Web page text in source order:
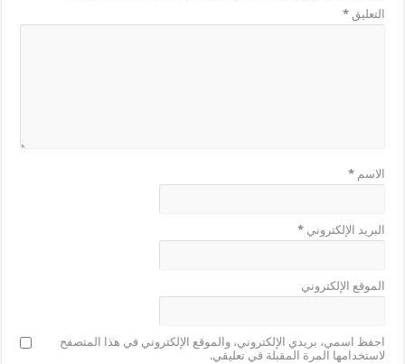
التعليق*
الاسم*
البريد الإلكتروني*
الموقع الإلكتروني
احفظ اسمي، بريدي الإلكتروني، والموقع الإلكتروني في هذا المتصفح
لاستخدامها المرة المقبلة في تعليقي.